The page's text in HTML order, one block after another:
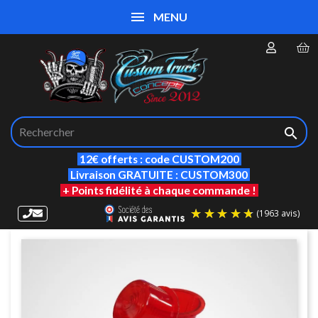

12€ offerts : code CUSTOM200
Livraison GRATUITE : CUSTOM300
+ Points fidélité à chaque commande !
MENU